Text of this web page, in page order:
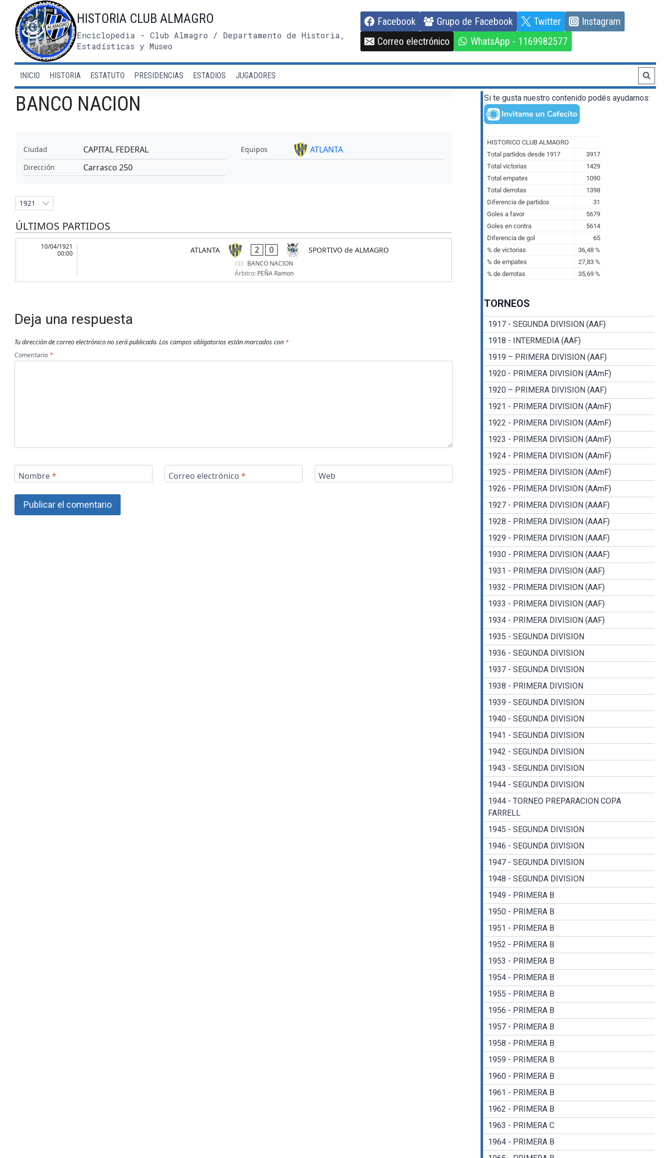
contenido
HISTORIA CLUB ALMAGRO
Enciclopedia - Club Almagro / Departamento de Historia,
Estadísticas y Museo
Facebook Grupo de Facebook Twitter
Instagram
Correo electrónico
WhatsApp - 1169982577
INICIO HISTORIA ESTATUTO PRESIDENCIAS ESTADIOS JUGADORES
BANCO NACION
Ciudad CAPITAL FEDERAL Equipos ATLANTA
Dirección Carrasco 250
ÚLTIMOS PARTIDOS
10/04/1921
00:00
ATLANTA 2 0 SPORTIVO de ALMAGRO
BANCO NACION
Árbitro: PEÑA Ramon
Deja una respuesta
Tu dirección de correo electrónico no será publicada. Los campos obligatorios están marcados con *
Comentario *
Nombre* Correo electrónico * Web
Si te gusta nuestro contenido podés ayudarnos:
TORNEOS
1917 - SEGUNDA DIVISION (AAF)
1918 - INTERMEDIA (AAF)
1919 – PRIMERA DIVISION (AAF)
1920 - PRIMERA DIVISION (AAmF)
1920 – PRIMERA DIVISION (AAF)
1921 - PRIMERA DIVISION (AAmF)
1922 - PRIMERA DIVISION (AAmF)
1923 - PRIMERA DIVISION (AAmF)
1924 - PRIMERA DIVISION (AAmF)
1925 - PRIMERA DIVISION (AAmF)
1926 - PRIMERA DIVISION (AAmF)
1927 - PRIMERA DIVISION (AAAF)
1928 - PRIMERA DIVISION (AAAF)
1929 - PRIMERA DIVISION (AAAF)
1930 - PRIMERA DIVISION (AAAF)
1931 - PRIMERA DIVISION (AAF)
1932 - PRIMERA DIVISION (AAF)
1933 - PRIMERA DIVISION (AAF)
1934 - PRIMERA DIVISION (AAF)
1935 - SEGUNDA DIVISION
1936 - SEGUNDA DIVISION
1937 - SEGUNDA DIVISION
1938 - PRIMERA DIVISION
1939 - SEGUNDA DIVISION
1940 - SEGUNDA DIVISION
1941 - SEGUNDA DIVISION
1942 - SEGUNDA DIVISION
1943 - SEGUNDA DIVISION
1944 - SEGUNDA DIVISION
1944 - TORNEO PREPARACION COPA
FARRELL
1945 - SEGUNDA DIVISION
1946 - SEGUNDA DIVISION
1947 - SEGUNDA DIVISION
1948 - SEGUNDA DIVISION
1949 - PRIMERA B
1950 - PRIMERA B
1951 - PRIMERA B
1952 - PRIMERA B
1953 - PRIMERA B
1954 - PRIMERA B
1955 - PRIMERA B
1956 - PRIMERA B
1957 - PRIMERA B
1958 - PRIMERA B
1959 - PRIMERA B
1960 - PRIMERA B
1961 - PRIMERA B
1962 - PRIMERA B
1963 - PRIMERA C
1964 - PRIMERA B